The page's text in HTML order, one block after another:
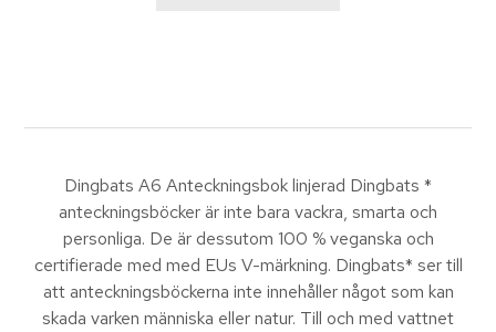
Dingbats A6 Anteckningsbok linjerad Dingbats *
anteckningsböcker är inte bara vackra, smarta och
personliga. De är dessutom 100 % veganska och
certifierade med med EUs V-märkning. Dingbats* ser till
att anteckningsböckerna inte innehåller något som kan
skada varken människa eller natur. Till och med vattnet